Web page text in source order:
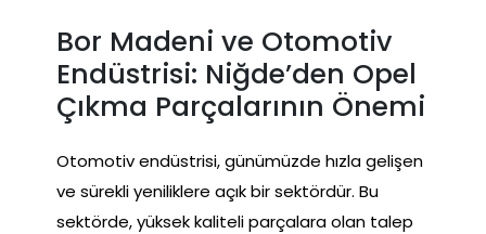
Bor Madeni ve Otomotiv
Endüstrisi: Niğde’den Opel
Çıkma Parçalarının Önemi
Otomotiv endüstrisi, günümüzde hızla gelişen
ve sürekli yeniliklere açık bir sektördür. Bu
sektörde, yüksek kaliteli parçalara olan talep